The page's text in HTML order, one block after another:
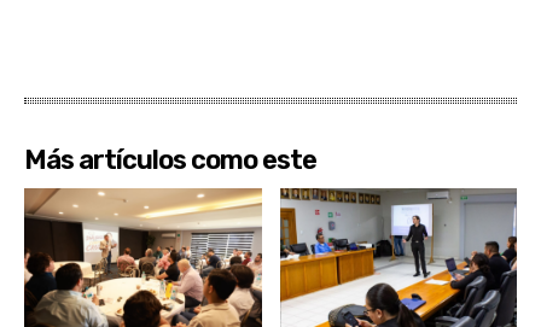
Más artículos como este